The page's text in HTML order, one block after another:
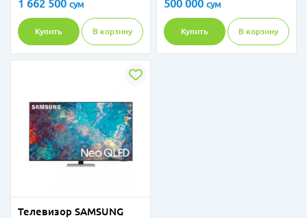
1 662 500 сум
Купить В корзину
500 000 сум
Купить В корзину
Телевизор SAMSUNG